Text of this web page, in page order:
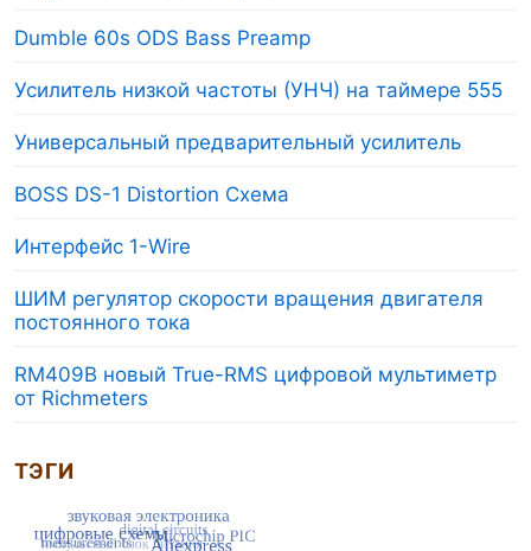
Dumble 60s ODS Bass Preamp
Усилитель низкой частоты (УНЧ) на таймере 555
Универсальный предварительный усилитель
BOSS DS-1 Distortion Схема
Интерфейс 1-Wire
ШИМ регулятор скорости вращения двигателя
постоянного тока
RM409B новый True-RMS цифровой мультиметр
от Richmeters
ТЭГИ